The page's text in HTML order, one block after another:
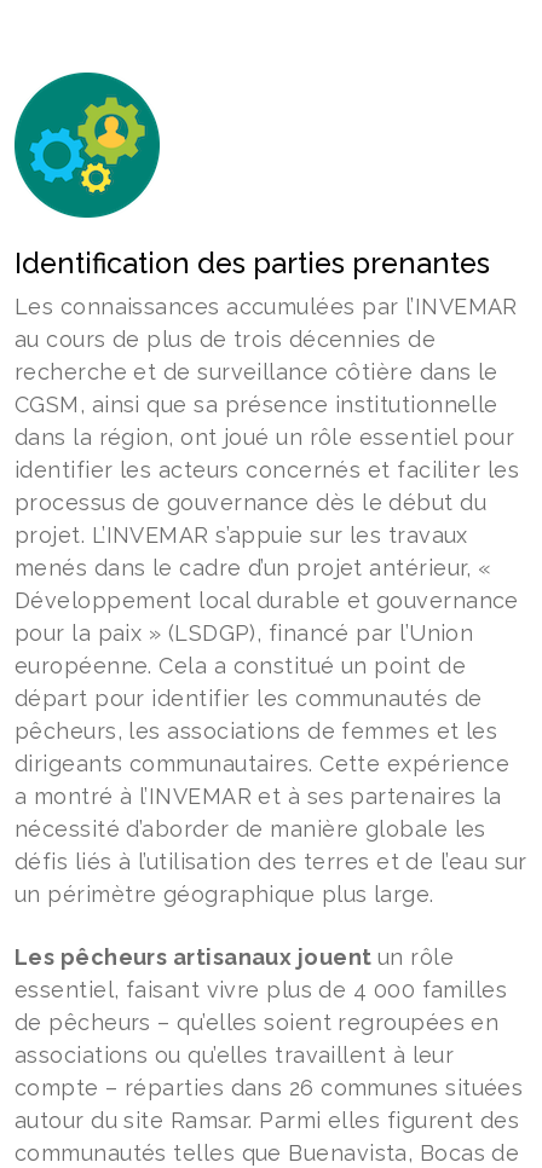
Identification des parties prenantes
Les connaissances accumulées par l’INVEMAR
au cours de plus de trois décennies de
recherche et de surveillance côtière dans le
CGSM, ainsi que sa présence institutionnelle
dans la région, ont joué un rôle essentiel pour
identifier les acteurs concernés et faciliter les
processus de gouvernance dès le début du
projet. L’INVEMAR s’appuie sur les travaux
menés dans le cadre d’un projet antérieur, «
Développement local durable et gouvernance
pour la paix » (LSDGP), financé par l’Union
européenne. Cela a constitué un point de
départ pour identifier les communautés de
pêcheurs, les associations de femmes et les
dirigeants communautaires. Cette expérience
a montré à l’INVEMAR et à ses partenaires la
nécessité d’aborder de manière globale les
défis liés à l’utilisation des terres et de l’eau sur
un périmètre géographique plus large.
Les pêcheurs artisanaux jouent un rôle
essentiel, faisant vivre plus de 4 000 familles
de pêcheurs – qu’elles soient regroupées en
associations ou qu’elles travaillent à leur
compte – réparties dans 26 communes situées
autour du site Ramsar. Parmi elles figurent des
communautés telles que Buenavista, Bocas de